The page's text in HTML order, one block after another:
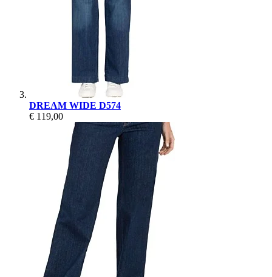
DREAM WIDE D574
€ 119,00